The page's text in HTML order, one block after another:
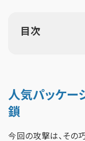
目次
人気パッケー
鎖
今回の攻撃は、その